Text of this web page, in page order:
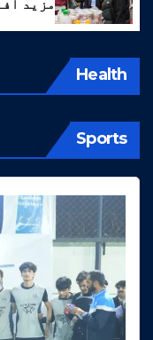
مزید
Health
Sports